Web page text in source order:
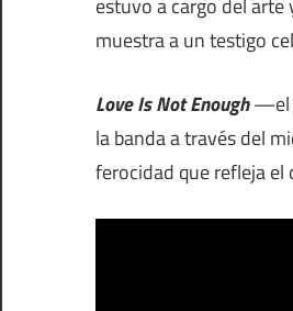
muestra a un testigo
Love Is Not Enough—el
la banda a través del
ferocidad que refleja el